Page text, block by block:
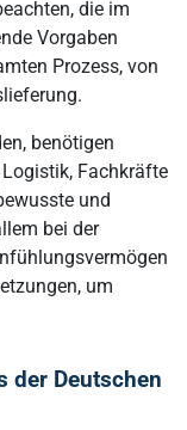
die im
Vorgaben
Prozess, von
benötigen
Fachkräfte
und
bei der
um
der Deutschen